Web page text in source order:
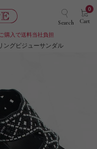
Search Cart
0
購入で送料当社負担
ングビジューサンダル